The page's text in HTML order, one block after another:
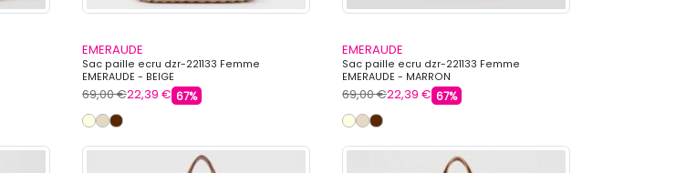
EMERAUDE
Sac paille ecru dzr-221133 Femme
EMERAUDE - BEIGE
69,00 €22,39 € 67%
EMERAUDE
Sac paille ecru dzr-221133 Femme
EMERAUDE - MARRON
69,00 €22,39 € 67%